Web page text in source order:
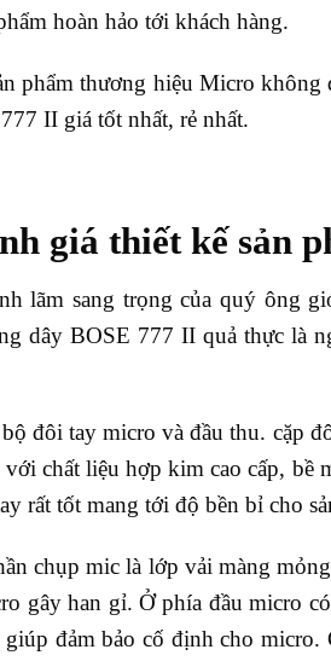
hoàn hảo tới khách hàng.
phẩm thương hiệu Micro
II giá tốt nhất, rẻ nhất.
giá thiết kế sản
lãm sang trọng của quý ông
dây BOSE 777 II quả thực là
đôi tay micro và đầu thu. cặp
chất liệu hợp kim cao cấp, bề
rất tốt mang tới độ bền bỉ cho
chụp mic là lớp vải màng
gây han gỉ. Ở phía đầu micro
đảm bảo cố định cho